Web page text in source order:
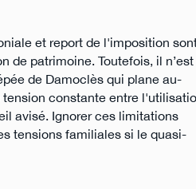
et report de l'imposition
de patrimoine. Toutefois, il n’est
de Damoclès qui plane au-
constante entre
avisé. Ignorer ces limitations
tensions familiales si le quasi-